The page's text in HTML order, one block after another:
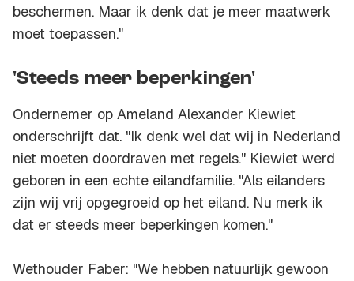
beschermen. Maar ik denk dat je meer maatwerk
moet toepassen."
'Steeds meer beperkingen'
Ondernemer op Ameland Alexander Kiewiet
onderschrijft dat. "Ik denk wel dat wij in Nederland
niet moeten doordraven met regels." Kiewiet werd
geboren in een echte eilandfamilie. "Als eilanders
zijn wij vrij opgegroeid op het eiland. Nu merk ik
dat er steeds meer beperkingen komen."
Wethouder Faber: "We hebben natuurlijk gewoon